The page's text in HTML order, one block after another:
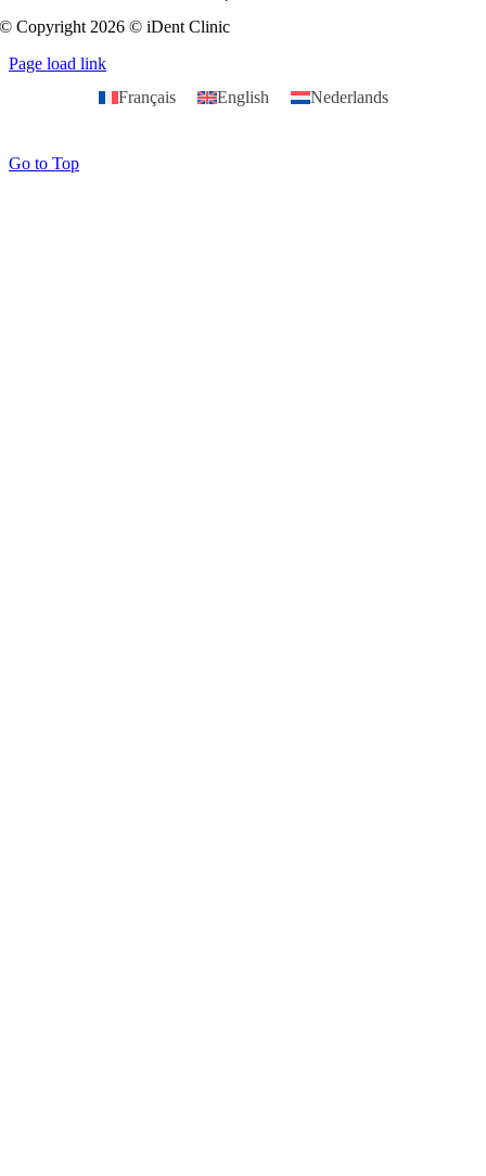
© Copyright 2026 © iDent Clinic
Page load link
Français
English Nederlands
Go to Top